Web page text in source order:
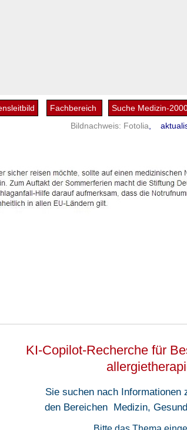
Fachbereich Suche Medizin-
Bildnachweis: Fotolia
KI-Copilot-Recherche für
Sie suchen nach Informationen
den Bereichen
Medizin,